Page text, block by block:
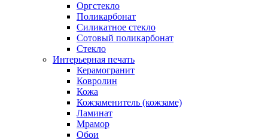
Оргстекло
Поликарбонат
Силикатное стекло
Сотовый поликарбонат
Стекло
Интерьерная печать
Керамогранит
Ковролин
Кожа
Кожзаменитель (кожзаме)
Ламинат
Мрамор
Обои